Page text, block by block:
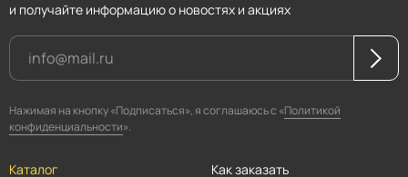
Каталог Как заказать
и получайте информацию о новостях и акциях
Нажимая на кнопку «Подписаться», я соглашаюсь с «Политикой
конфиденциальности».